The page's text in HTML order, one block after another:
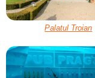
Palatul Troian